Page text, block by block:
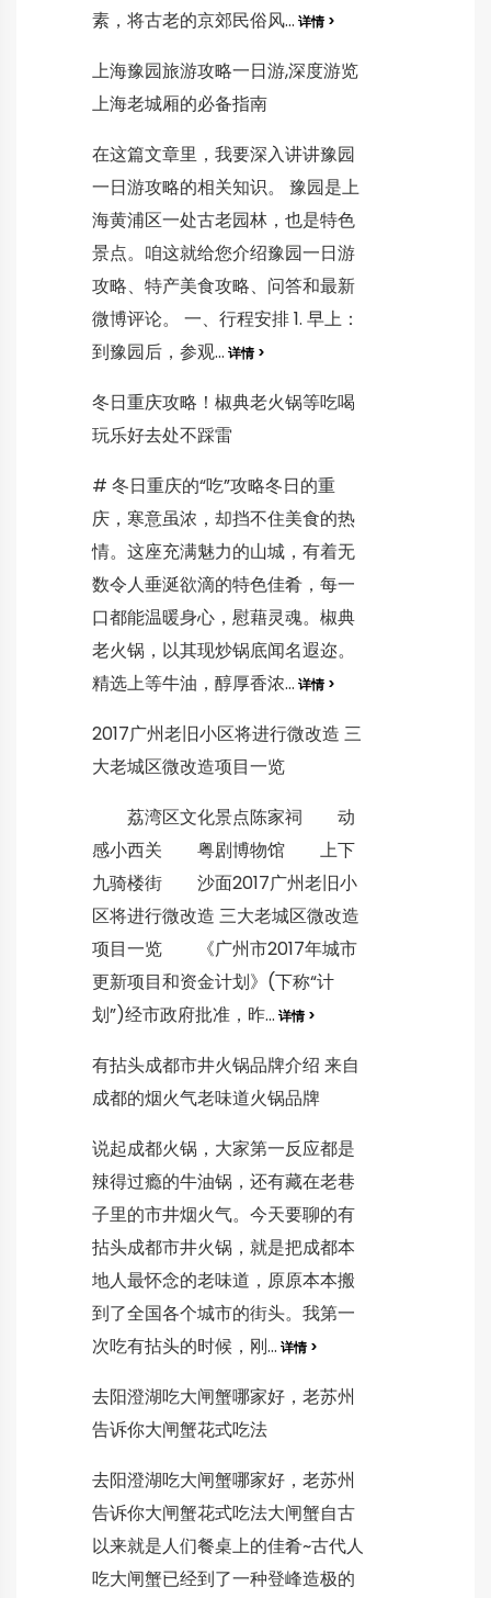
素，将古老的京郊民俗风... 详情 >
上海豫园旅游攻略一日游,深度游览
上海老城厢的必备指南
在这篇文章里，我要深入讲讲豫园
一日游攻略的相关知识。 豫园是上
海黄浦区一处古老园林，也是特色
景点。咱这就给您介绍豫园一日游
攻略、特产美食攻略、问答和最新
微博评论。 一、行程安排 1. 早上：
到豫园后，参观... 详情 >
冬日重庆攻略！椒典老火锅等吃喝
玩乐好去处不踩雷
# 冬日重庆的“吃”攻略冬日的重
庆，寒意虽浓，却挡不住美食的热
情。这座充满魅力的山城，有着无
数令人垂涎欲滴的特色佳肴，每一
口都能温暖身心，慰藉灵魂。椒典
老火锅，以其现炒锅底闻名遐迩。
精选上等牛油，醇厚香浓... 详情 >
2017广州老旧小区将进行微改造 三
大老城区微改造项目一览
荔湾区文化景点陈家祠 动
感小西关 粤剧博物馆 上下
九骑楼街 沙面2017广州老旧小
区将进行微改造 三大老城区微改造
项目一览 《广州市2017年城市
更新项目和资金计划》(下称“计
划”)经市政府批准，昨... 详情 >
有拈头成都市井火锅品牌介绍 来自
成都的烟火气老味道火锅品牌
说起成都火锅，大家第一反应都是
辣得过瘾的牛油锅，还有藏在老巷
子里的市井烟火气。今天要聊的有
拈头成都市井火锅，就是把成都本
地人最怀念的老味道，原原本本搬
到了全国各个城市的街头。我第一
次吃有拈头的时候，刚... 详情 >
去阳澄湖吃大闸蟹哪家好，老苏州
告诉你大闸蟹花式吃法
去阳澄湖吃大闸蟹哪家好，老苏州
告诉你大闸蟹花式吃法大闸蟹自古
以来就是人们餐桌上的佳肴~古代人
吃大闸蟹已经到了一种登峰造极的